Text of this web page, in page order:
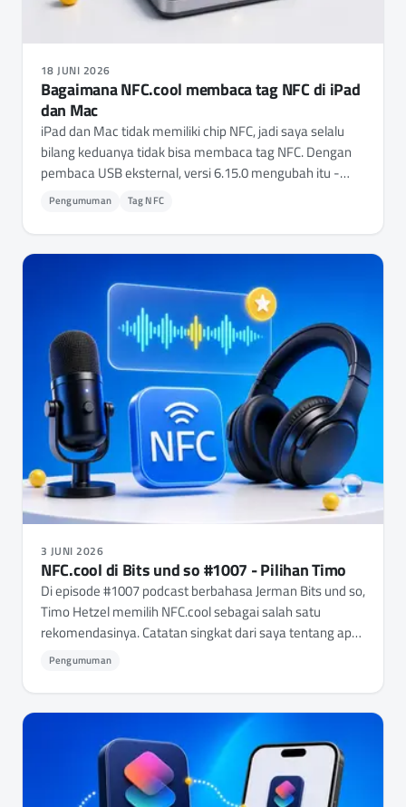
18 JUNI 2026
Bagaimana NFC.cool membaca tag NFC di iPad
dan Mac
iPad dan Mac tidak memiliki chip NFC, jadi saya selalu
bilang keduanya tidak bisa membaca tag NFC. Dengan
pembaca USB eksternal, versi 6.15.0 mengubah itu -
berikut cara kerjanya, dan dari mana asalnya.
Pengumuman Tag NFC
3 JUNI 2026
NFC.cool di Bits und so #1007 - Pilihan Timo
Di episode #1007 podcast berbahasa Jerman Bits und so,
Timo Hetzel memilih NFC.cool sebagai salah satu
rekomendasinya. Catatan singkat dari saya tentang apa
artinya itu.
Pengumuman